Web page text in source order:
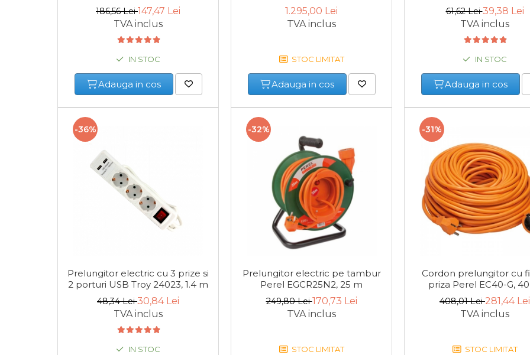
Cheie Filtru Ulei
Capre & Suporti Auto
Multimetru Digital
Canistre benzina (combustibil)
186,56 Lei147,47 Lei
TVA inclus
IN STOC
Adauga in cos
-36%
Prelungitor electric cu 3 prize si
2 porturi USB Troy 24023, 1.4 m
48,34 Lei30,84 Lei
TVA inclus
IN STOC
50 m
1.295,00 Lei
TVA inclus
STOC LIMITAT
Adauga in cos
-32%
Prelungitor electric pe tambur
Perel EGCR25N2, 25 m
249,80 Lei170,73 Lei
TVA inclus
STOC LIMITAT
61,62 Lei39,38 Lei
TVA inclus
IN STOC
Adauga in cos
-31%
Cordon prelungitor cu
priza Perel EC40-G,
408,01 Lei281,44 Lei
TVA inclus
STOC LIMITAT